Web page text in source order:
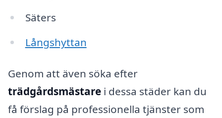
Säters
Långshyttan
Genom att även söka efter
trädgårdsmästare i dessa städer kan du
få förslag på professionella tjänster som